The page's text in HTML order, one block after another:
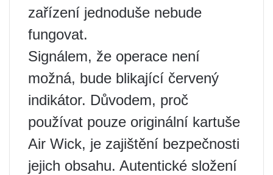
zařízení jednoduše nebude
fungovat.
Signálem, že operace není
možná, bude blikající červený
indikátor. Důvodem, proč
používat pouze originální kartuše
Air Wick, je zajištění bezpečnosti
jejich obsahu. Autentické složení